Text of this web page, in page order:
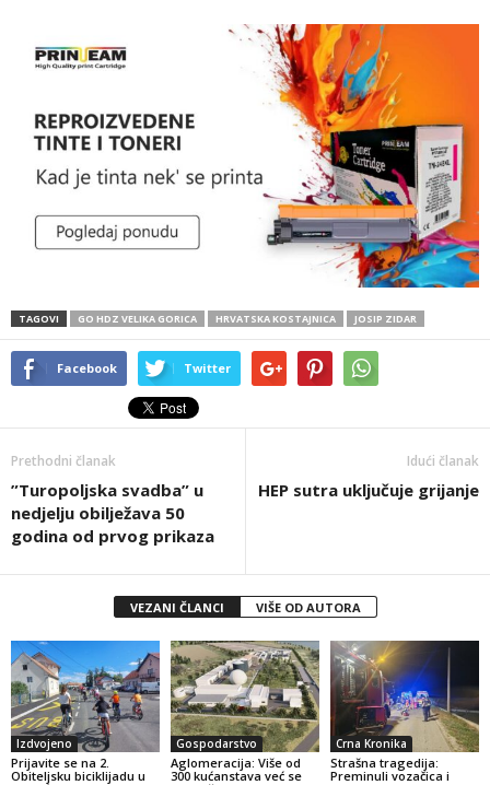
TAGOVI GO HDZ VELIKA GORICA HRVATSKA KOSTAJNICA JOSIP ZIDAR
Facebook Twitter
Prethodni članak
”Turopoljska svadba” u
nedjelju obilježava 50
godina od prvog prikaza
Idući članak
HEP sutra uključuje grijanje
VEZANI ČLANCI VIŠE OD AUTORA
Izdvojeno
Prijavite se na 2.
Obiteljsku biciklijadu u
Gospodarstvo
Aglomeracija: Više od
300 kućanstava već se
Crna Kronika
Strašna tragedija:
Preminuli vozačica i